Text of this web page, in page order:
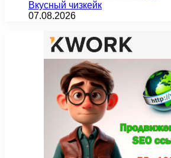
Вкусный чизкейк
07.08.2026